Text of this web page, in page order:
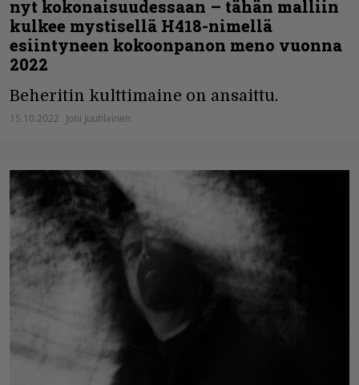
nyt kokonaisuudessaan – tähän malliin
kulkee mystisellä H418-nimellä
esiintyneen kokoonpanon meno vuonna
2022
Beheritin kulttimaine on ansaittu.
15.10.2022 Joni Juutilainen